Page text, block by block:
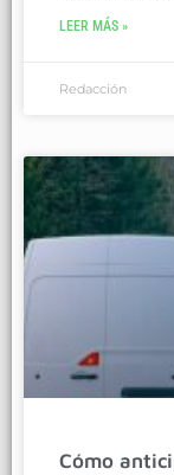
LEER MÁS »
Redacción
Cómo